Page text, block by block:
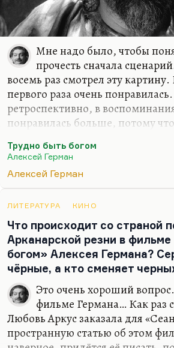
Мне надо было, чтобы
прочесть сначала
восемь раз смотрел эту
первого раза очень
ретроспективно, в
понравилась больше, потому
скучно, но мне было тяжело. А
ретроспективно она вызывала у
чувства светлые, чувства какого-
целебный мне отсек
говорит Сальери. Она попала
состояние и, что называется, к
прикоснулась язве, но
Трудно быть богом
Алексей Герман
Алексей Герман
ЛИТЕРАТУРА КИНО
Что происходит со страной
Арканарской резни в
богом» Алексея Германа?
чёрные, а кто сменяет
Это очень хороший
фильме Германа… Как раз
Любовь Аркус заказала для
пространную статью об этом